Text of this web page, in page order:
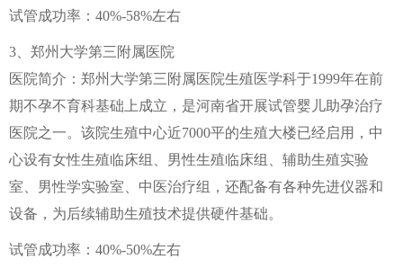
试管成功率：40%-58%左右
3、郑州大学第三附属医院
医院简介：郑州大学第三附属医院生殖医学科于1999年在前
期不孕不育科基础上成立，是河南省开展试管婴儿助孕治疗
医院之一。该院生殖中心近7000平的生殖大楼已经启用，中
心设有女性生殖临床组、男性生殖临床组、辅助生殖实验
室、男性学实验室、中医治疗组，还配备有各种先进仪器和
设备，为后续辅助生殖技术提供硬件基础。
试管成功率：40%-50%左右